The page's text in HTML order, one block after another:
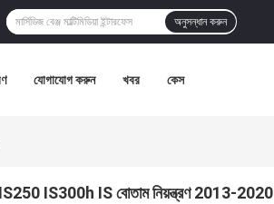
অনুসন্ধান করুন
যোগাযোগ করুন খবর কেস
IS300h IS বোতাম নিয়ন্ত্রণ 2013-2020